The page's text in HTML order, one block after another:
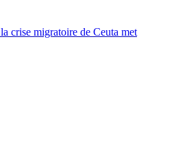
crise migratoire de Ceuta met